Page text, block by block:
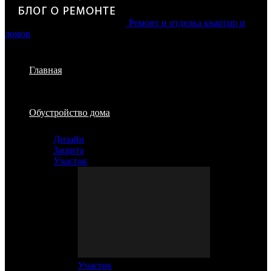
Ремонт и отделка квартир и
домов
Главная
Обустройство дома
Дизайн
Защита
Участок
Участок